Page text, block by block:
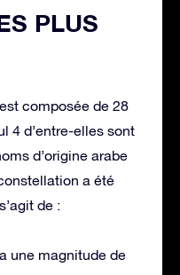
PLUS
composée de 28
4 d’entre-elles sont
d’origine arabe
a été
de :
une magnitude de